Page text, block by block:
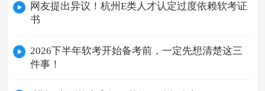
网友提出异议！杭州E类人才认定过度依赖软考证
书
2026下半年软考开始备考前，一定先想清楚这三
件事！